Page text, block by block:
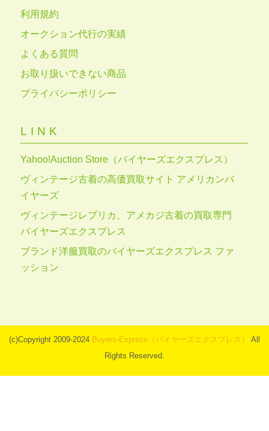
利用規約
オークション代行の実績
よくある質問
お取り扱いできない商品
プライバシーポリシー
LINK
Yahoo!Auction Store（バイヤーズエクスプレス）
ヴィンテージ古着の高価買取サイト アメリカンバ
イヤーズ
ヴィンテージレプリカ、アメカジ古着の買取専門
バイヤーズエクスプレス
ブランド洋服買取のバイヤーズエクスプレス ファ
ッション
(c)Copyright 2009-2024 Buyers-Express（バイヤーズエクスプレス）
All
Rights Reserved.